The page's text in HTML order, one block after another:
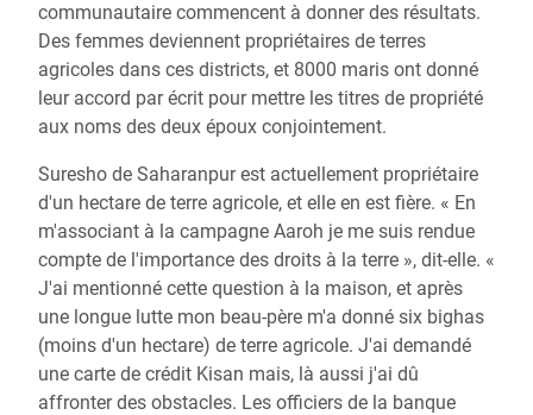
communautaire commencent à donner des résultats.
Des femmes deviennent propriétaires de terres
agricoles dans ces districts, et 8000 maris ont donné
leur accord par écrit pour mettre les titres de propriété
aux noms des deux époux conjointement.
Suresho de Saharanpur est actuellement propriétaire
d'un hectare de terre agricole, et elle en est fière. « En
m'associant à la campagne Aaroh je me suis rendue
compte de l'importance des droits à la terre », dit-elle. «
J'ai mentionné cette question à la maison, et après
une longue lutte mon beau-père m'a donné six bighas
(moins d'un hectare) de terre agricole. J'ai demandé
une carte de crédit Kisan mais, là aussi j'ai dû
affronter des obstacles. Les officiers de la banque